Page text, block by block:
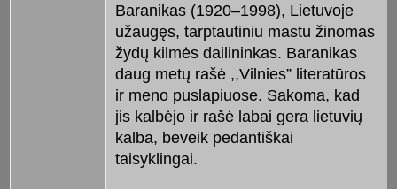
Baranikas (1920–1998), Lietuvoje
užaugęs, tarptautiniu mastu žinomas
žydų kilmės dailininkas. Baranikas
daug metų rašė ,,Vilnies” literatūros
ir meno puslapiuose. Sakoma, kad
jis kalbėjo ir rašė labai gera lietuvių
kalba, beveik pedantiškai
taisyklingai.